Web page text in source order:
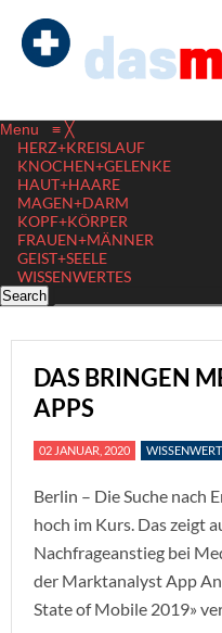
Menu ≡ ╳
HERZ+KREISLAUF
KNOCHEN+GELENKE
HAUT+HAARE
MAGEN+DARM
KOPF+KÖRPER
FRAUEN+MÄNNER
GEIST+SEELE
WISSENWERTES
DAS BRINGEN
APPS
02 JANUAR, 2020
Berlin – Die Suche nach
hoch im Kurs. Das zeigt
Nachfrageanstieg bei
der Marktanalyst App
State of Mobile 2019»